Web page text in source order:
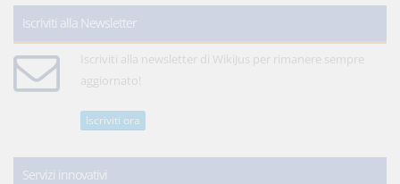
Iscriviti alla Newsletter
Iscriviti alla newsletter di WikiJus per rimanere sempre
aggiornato!
Iscriviti ora
Servizi innovativi